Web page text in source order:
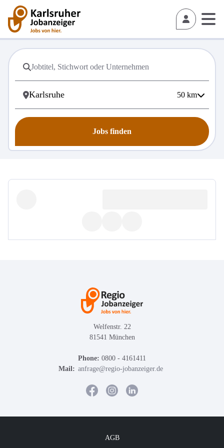
50 km
Jobs finden
Welfenstr. 22
81541 München
Phone: 0800 - 4161411
Mail: anfrage@regio-jobanzeiger.de
AGB